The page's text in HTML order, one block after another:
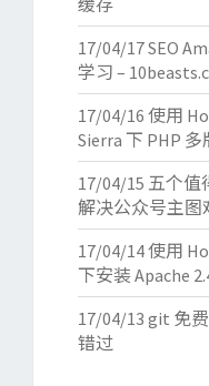
缓存
17/04/17SEO
学习 –
17/04/16 使用
Sierra 下 PHP
17/04/15 五个值
解决公众号主图
17/04/14使用
下安装 Apache
17/04/13 git 免
错过